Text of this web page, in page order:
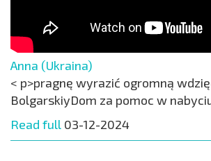
Anna (Ukraina)
< p>pragnę wyrazić ogromną
BolgarskiyDom za pomoc w
Read full 03-12-2024